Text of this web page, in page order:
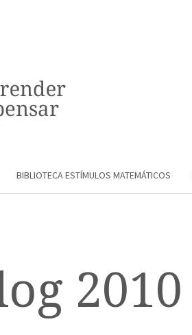
BIBLIOTECA ESTÍMULOS MATEMÁTICOS
2010